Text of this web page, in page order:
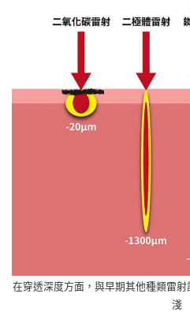
在穿透深度方面，與早期其他種類雷
淺